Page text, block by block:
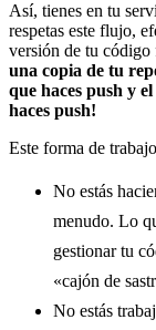
Así, tienes en tu
respetas este flujo,
versión de tu código
una copia de tu
que haces push y
haces push!
Este forma de
No estás
menudo. Lo
gestionar tu
«cajón de
No estás